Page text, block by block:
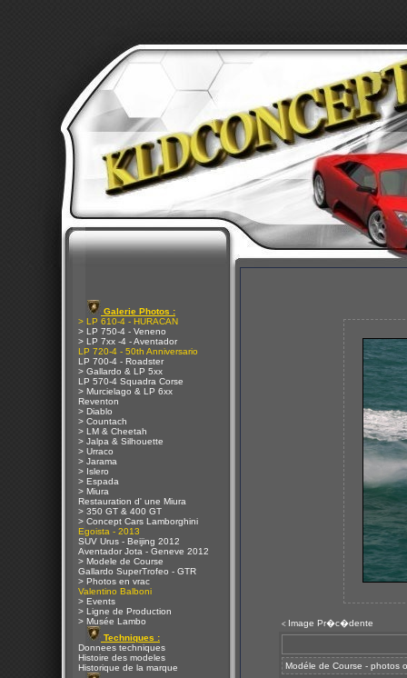
Galerie Photos :
> LP 610-4 - HURACAN
> LP 750-4 - Veneno
> LP 7xx -4 - Aventador
LP 720-4 - 50th Anniversario
LP 700-4 - Roadster
> Gallardo & LP 5xx
LP 570-4 Squadra Corse
> Murcielago & LP 6xx
Reventon
> Diablo
> Countach
> LM & Cheetah
> Jalpa & Silhouette
> Urraco
> Jarama
> Islero
> Espada
> Miura
Restauration d' une Miura
> 350 GT & 400 GT
> Concept Cars Lamborghini
Egoista - 2013
SUV Urus - Beijing 2012
Aventador Jota - Geneve 2012
> Modele de Course
Gallardo SuperTrofeo - GTR
> Photos en vrac
Valentino Balboni
> Events
> Ligne de Production
> Musée Lambo
Techniques :
Donnees techniques
Histoire des modeles
Historique de la marque
< Image Pr�c�dente
Modéle de Course - photos